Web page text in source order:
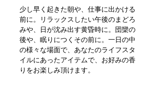
少し早く起きた朝や、仕事に出かける
前に。リラックスしたい午後のまどろ
みや、日が沈み出す黄昏時に。団欒の
後や、眠りにつくその前に。一日の中
の様々な場面で、あなたのライフスタ
イルにあったアイテムで、お好みの香
りをお楽しみ頂けます。